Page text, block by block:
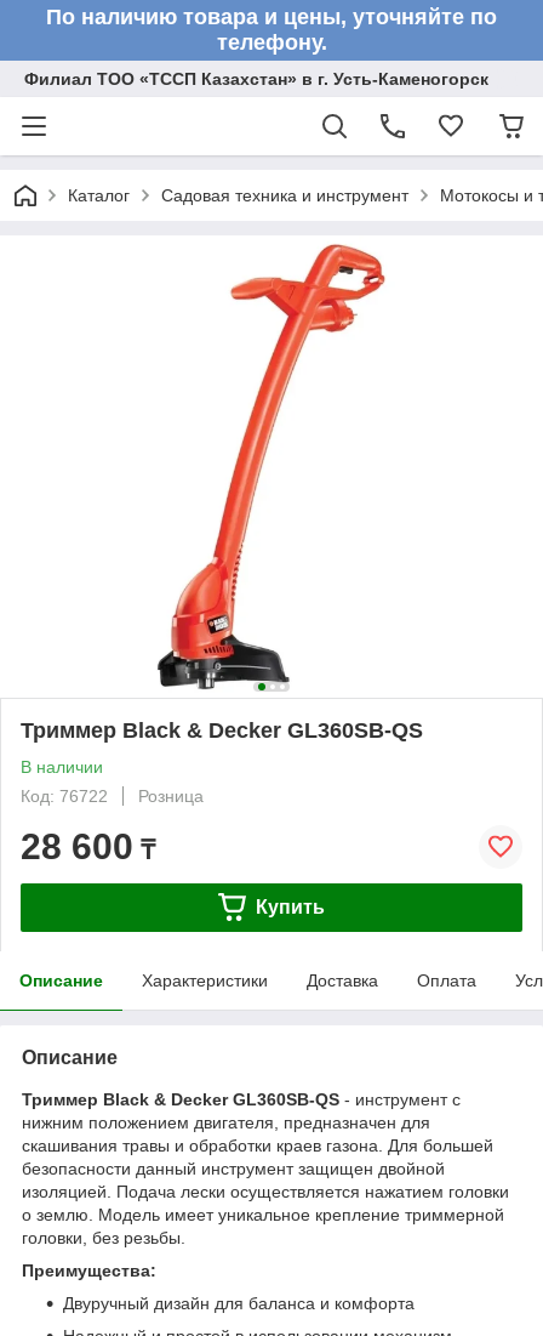
По наличию товара и цены, уточняйте по
телефону.
Филиал ТОО «ТССП Казахстан» в г. Усть-Каменогорск
Каталог Садовая техника и инструмент Мотокосы и
Триммер Black & Decker GL360SB-QS
В наличии
Код: 76722
Розница
28 600 ₸
Купить
Описание Характеристики Доставка Оплата
Описание
Триммер Black & Decker GL360SB-QS - инструмент с
нижним положением двигателя, предназначен для
скашивания травы и обработки краев газона. Для большей
безопасности данный инструмент защищен двойной
изоляцией. Подача лески осуществляется нажатием головки
о землю. Модель имеет уникальное крепление триммерной
головки, без резьбы.
Преимущества:
Двуручный дизайн для баланса и комфорта